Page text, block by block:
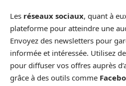
Les réseaux sociaux, quant à
plateforme pour atteindre une
Envoyez des newsletters pour
informée et intéressée. Utilisez
pour diffuser vos offres auprès
grâce à des outils comme